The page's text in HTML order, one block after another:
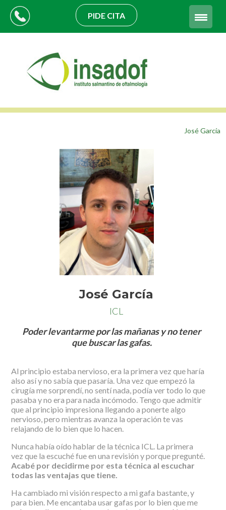
PIDE CITA
José García
José García
ICL
Poder levantarme por las mañanas y no tener
que buscar las gafas.
Al principio estaba nervioso, era la primera vez que haría
also así y no sabía que pasaría. Una vez que empezó la
cirugía me sorprendí, no sentí nada, podía ver todo lo que
pasaba y no era para nada incómodo. Tengo que admitir
que al principio impresiona llegando a ponerte algo
nervioso, pero mientras avanza la operación te vas
relajando de lo bien que lo hacen.
Nunca había oído hablar de la técnica ICL. La primera
vez que la escuché fue en una revisión y porque pregunté.
Acabé por decidirme por esta técnica al escuchar
todas las ventajas que tiene.
Ha cambiado mi visión respecto a mi gafa bastante, y
para bien. Me encantaba usar gafas por lo bien que me